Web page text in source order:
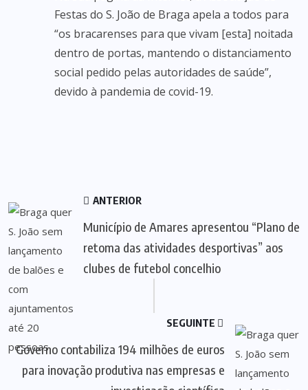
Festas do S. João de Braga apela a todos para
“os bracarenses para que vivam [esta] noitada
dentro de portas, mantendo o distanciamento
social pedido pelas autoridades de saúde”,
devido à pandemia de covid-19.
ANTERIOR
Município de Amares apresentou “Plano de
retoma das atividades desportivas” aos
clubes de futebol concelhio
SEGUINTE
Governo contabiliza 194 milhões de euros
para inovação produtiva nas empresas e